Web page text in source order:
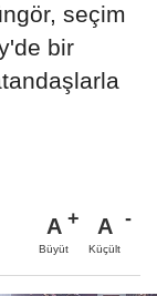
seçim
bir
A
Büyüt
A
Küçült